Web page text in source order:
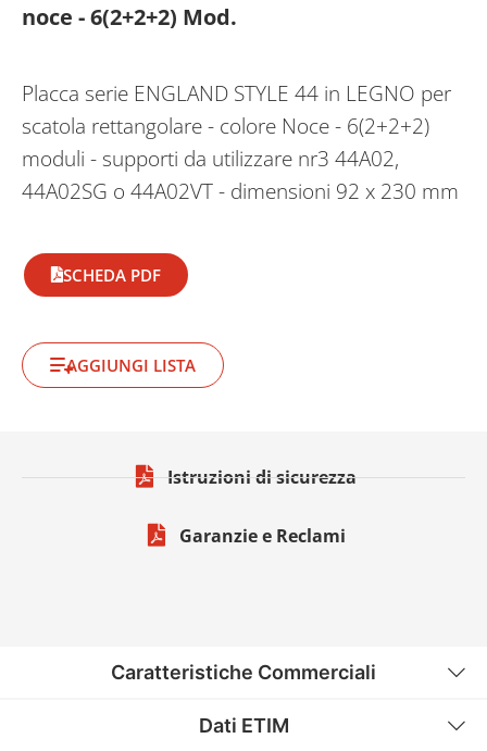
noce - 6(2+2+2) Mod.
Placca serie ENGLAND STYLE 44 in LEGNO per
scatola rettangolare - colore Noce - 6(2+2+2)
moduli - supporti da utilizzare nr3 44A02,
44A02SG o 44A02VT - dimensioni 92 x 230 mm
SCHEDA PDF
AGGIUNGI LISTA
Istruzioni di sicurezza
Garanzie e Reclami
Caratteristiche Commerciali
Dati ETIM